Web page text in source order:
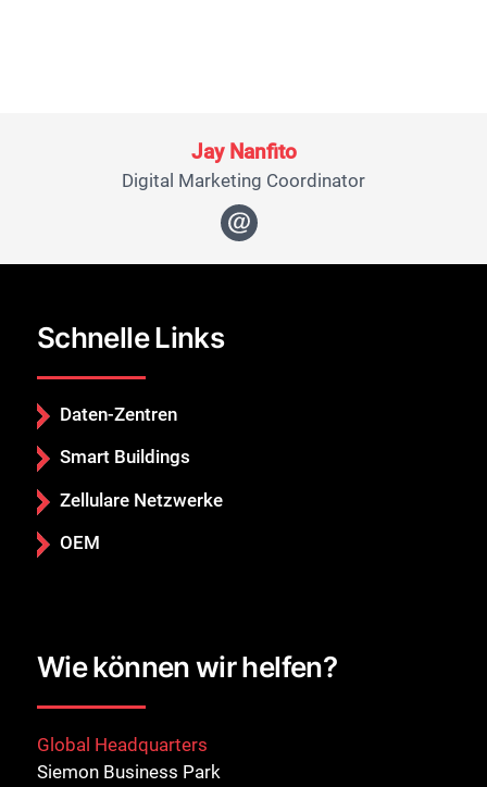
Jay Nanfito
Digital Marketing Coordinator
Schnelle Links
Daten-Zentren
Smart Buildings
Zellulare Netzwerke
OEM
Wie können wir helfen?
Global Headquarters
Siemon Business Park